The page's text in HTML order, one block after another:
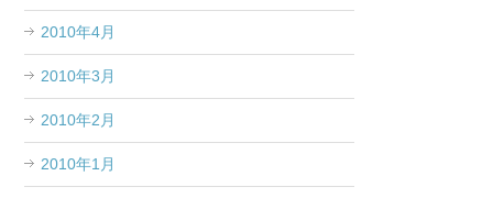
2010年4月
2010年3月
2010年2月
2010年1月